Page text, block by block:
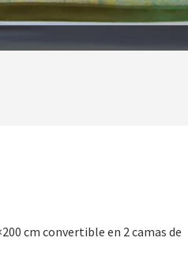
cm convertible en 2 camas de